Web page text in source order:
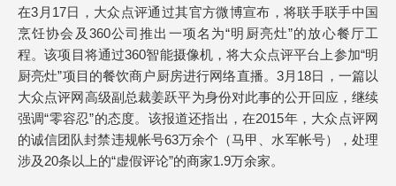
在3月17日，大众点评通过其官方微博宣布，将联手联手中国
烹饪协会及360公司推出一项名为“明厨亮灶”的放心餐厅工
程。该项目将通过360智能摄像机，将大众点评平台上参加“明
厨亮灶”项目的餐饮商户厨房进行网络直播。3月18日，一篇以
大众点评网高级副总裁姜跃平为身份对此事的公开回应，继续
强调“零容忍”的态度。该报道还指出，在2015年，大众点评网
的诚信团队封禁违规帐号63万余个（马甲、水军帐号），处理
涉及20条以上的“虚假评论”的商家1.9万余家。